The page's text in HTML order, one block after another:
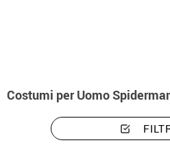
Costumi per Uomo